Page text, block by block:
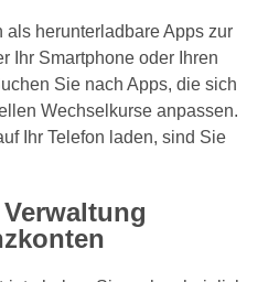
herunterladbare Apps zur
Ihr Smartphone oder Ihren
Sie nach Apps, die sich
Wechselkurse anpassen.
Ihr Telefon laden, sind Sie